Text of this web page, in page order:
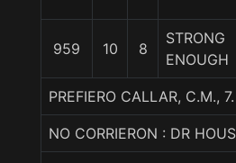
959 10 8
STRONG
ENOUGH
PREFIERO CALLAR, C.M.,
NO CORRIERON : DR